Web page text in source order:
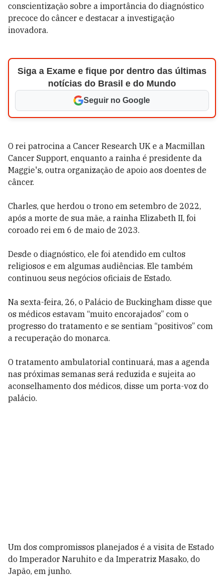
conscientização sobre a importância do diagnóstico
precoce do câncer e destacar a investigação
inovadora.
Siga a Exame e fique por dentro das últimas
notícias do Brasil e do Mundo
Seguir no Google
O rei patrocina a Cancer Research UK e a Macmillan
Cancer Support, enquanto a rainha é presidente da
Maggie's, outra organização de apoio aos doentes de
câncer.
Charles, que herdou o trono em setembro de 2022,
após a morte de sua mãe, a rainha Elizabeth II, foi
coroado rei em 6 de maio de 2023.
Desde o diagnóstico, ele foi atendido em cultos
religiosos e em algumas audiências. Ele também
continuou seus negócios oficiais de Estado.
Na sexta-feira, 26, o Palácio de Buckingham disse que
os médicos estavam “muito encorajados” com o
progresso do tratamento e se sentiam “positivos” com
a recuperação do monarca.
O tratamento ambulatorial continuará, mas a agenda
nas próximas semanas será reduzida e sujeita ao
aconselhamento dos médicos, disse um porta-voz do
palácio.
Um dos compromissos planejados é a visita de Estado
do Imperador Naruhito e da Imperatriz Masako, do
Japão, em junho.